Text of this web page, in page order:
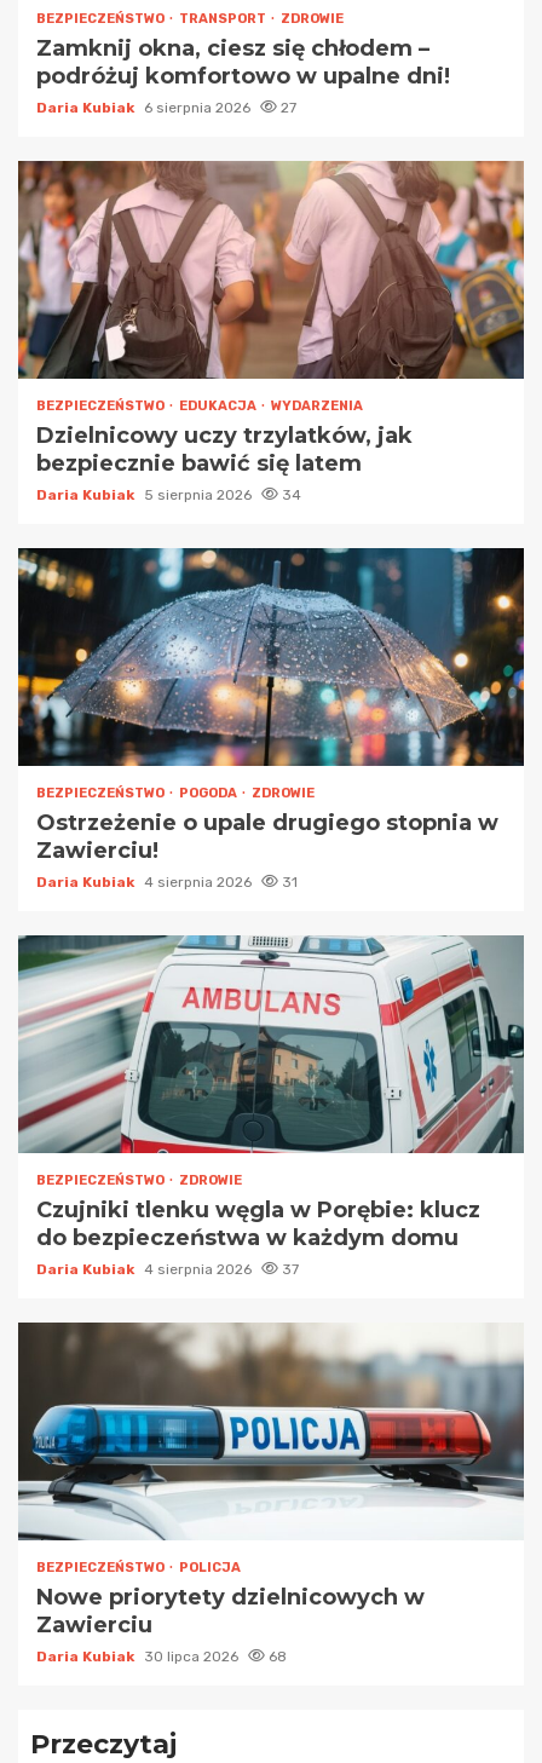
BEZPIECZEŃSTWO TRANSPORT ZDROWIE
Zamknij okna, ciesz się chłodem –
podróżuj komfortowo w upalne dni!
Daria Kubiak 6 sierpnia 2026 27
BEZPIECZEŃSTWO EDUKACJA WYDARZENIA
Dzielnicowy uczy trzylatków, jak
bezpiecznie bawić się latem
Daria Kubiak 5 sierpnia 2026 34
BEZPIECZEŃSTWO POGODA ZDROWIE
Ostrzeżenie o upale drugiego stopnia w
Zawierciu!
Daria Kubiak 4 sierpnia 2026 31
BEZPIECZEŃSTWO ZDROWIE
Czujniki tlenku węgla w Porębie: klucz
do bezpieczeństwa w każdym domu
Daria Kubiak 4 sierpnia 2026 37
BEZPIECZEŃSTWO POLICJA
Nowe priorytety dzielnicowych w
Zawierciu
Daria Kubiak 30 lipca 2026 68
Przeczytaj